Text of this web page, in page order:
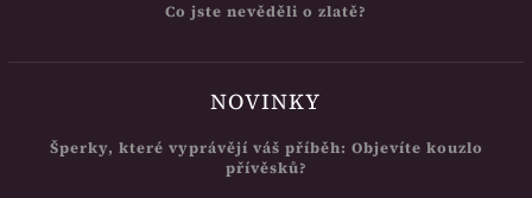
Co jste nevěděli o zlatě?
NOVINKY
Šperky, které vyprávějí váš příběh: Objevíte kouzlo
přívěsků?